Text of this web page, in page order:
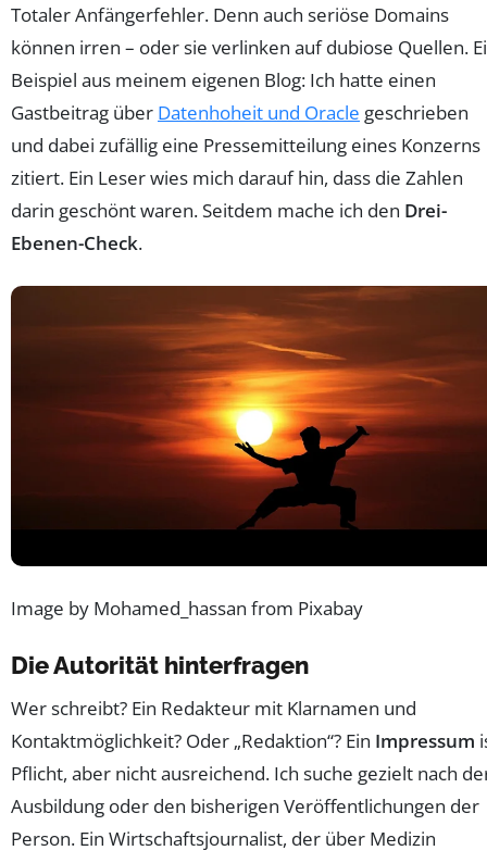
Totaler Anfängerfehler. Denn auch seriöse Domains
können irren – oder sie verlinken auf dubiose Quellen.
Beispiel aus meinem eigenen Blog: Ich hatte einen
Gastbeitrag über Datenhoheit und Oracle geschrieben
und dabei zufällig eine Pressemitteilung eines Konzerns
zitiert. Ein Leser wies mich darauf hin, dass die Zahlen
darin geschönt waren. Seitdem mache ich den Drei-
Ebenen-Check.
Image by Mohamed_hassan from Pixabay
Die Autorität hinterfragen
Wer schreibt? Ein Redakteur mit Klarnamen und
Kontaktmöglichkeit? Oder „Redaktion“? Ein Impressum
Pflicht, aber nicht ausreichend. Ich suche gezielt nach
Ausbildung oder den bisherigen Veröffentlichungen der
Person. Ein Wirtschaftsjournalist, der über Medizin